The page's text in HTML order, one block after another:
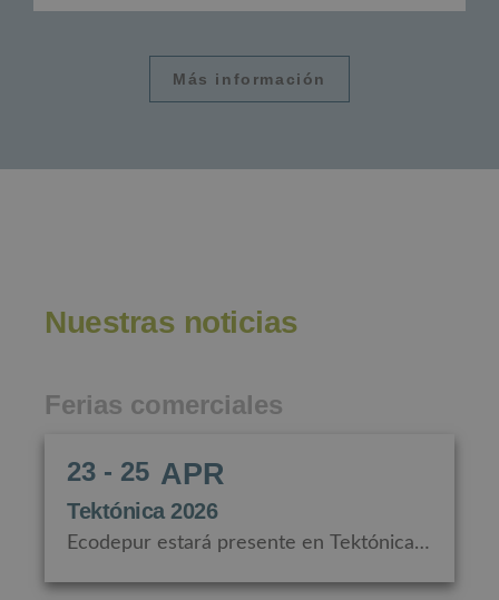
Más información
Nuestras noticias
Ferias comerciales
23 - 25 APR
Tektónica 2026
Ecodepur estará presente en Tektónica